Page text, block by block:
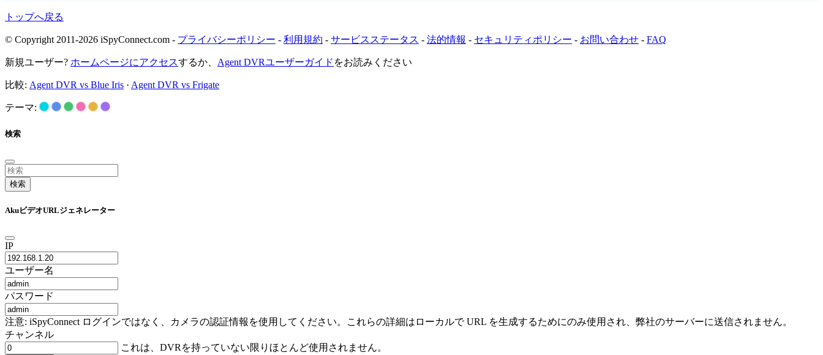
トップへ戻る
© Copyright 2011-2026 iSpyConnect.com - プライバシーポリシー - 利用規約 - サービスステータス - 法的情報 - セキュリティポリシー - お問い合わせ - FAQ
新規ユーザー? ホームページにアクセスするか、 Agent DVRユーザーガイド をお読みください
比較: Agent DVR vs Blue Iris · Agent DVR vs Frigate
テーマ:
検索
検索
AkuビデオURLジェネレーター
IP
ユーザー名
パスワード
注意: iSpyConnect ログインではなく、カメラの認証情報を使用してください。これらの詳細はローカルで URL を生成するためにのみ使用され、弊社のサーバーに送信されません。
チャンネル
これは、DVRを持っていない限りほとんど使用されません。